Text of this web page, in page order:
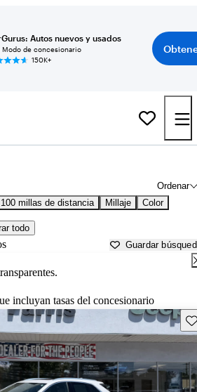
Autos nuevos y usados
Modo de concesionario
150K+
Ordenar
millas de distancia Millaje Color
todo
Guardar
incluyan tasas del concesionario